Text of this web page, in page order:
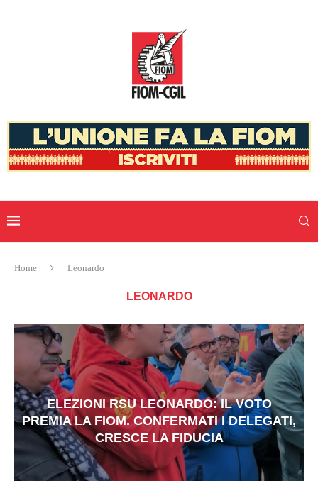
Home Leonardo
LEONARDO
ELEZIONI RSU LEONARDO: IL VOTO
PREMIA LA FIOM. CONFERMATI I DELEGATI,
CRESCE LA FIDUCIA